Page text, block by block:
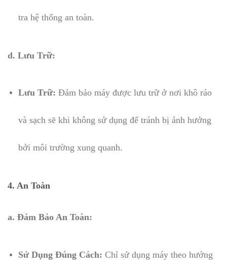
tra hệ thống an toàn.
d. Lưu Trữ:
Lưu Trữ: Đảm bảo máy được lưu trữ ở nơi khô ráo
và sạch sẽ khi không sử dụng để tránh bị ảnh hưởng
bởi môi trường xung quanh.
4. An Toàn
a. Đảm Bảo An Toàn:
Sử Dụng Đúng Cách: Chỉ sử dụng máy theo hướng